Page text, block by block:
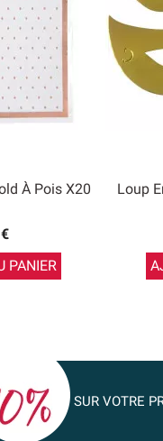
À Pois X20
PANIER
Loup
SUR VOTRE